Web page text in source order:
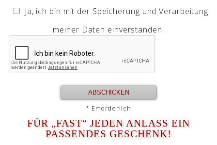
Ja, ich bin mit der Speicherung und Verarbeitung
meiner Daten einverstanden.
* Erforderlich
FÜR „FAST“ JEDEN ANLASS EIN P
ASSENDES GESCHENK!